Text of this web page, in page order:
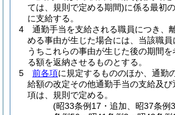
ては、規則で定める期間)に係る最初
に支給する。
4
通勤手当を支給される職員につき、
める事由が生じた場合には、当該職
うちこれらの事由が生じた後の期間
る額を返納させるものとする。
5
前各項に規定するもののほか、通勤
給額の改定その他通勤手当の支給及
項は、規則で定める。
(昭33条例17・追加、昭37条例